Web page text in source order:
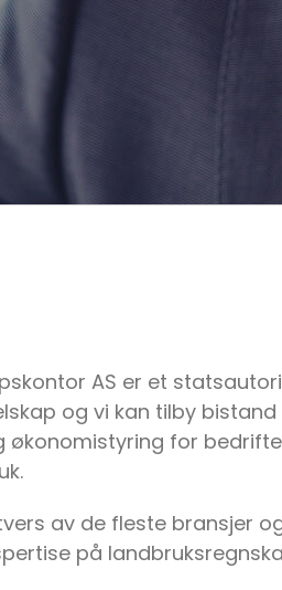
AS er et
og vi kan tilby bistand
økonomistyring for
av de fleste bransjer
på